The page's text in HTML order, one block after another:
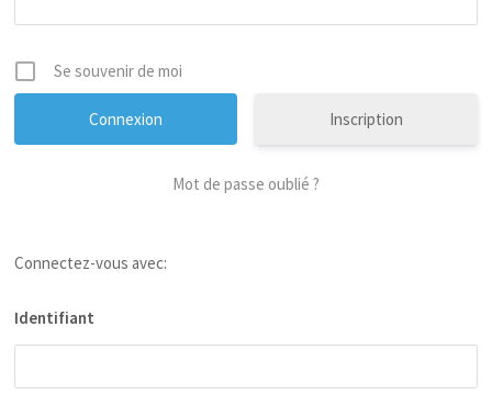
Se souvenir de moi
Inscription
Mot de passe oublié ?
Connectez-vous avec:
Identifiant